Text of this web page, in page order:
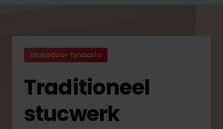
stukadoor tynaarlo
Traditioneel
stucwerk